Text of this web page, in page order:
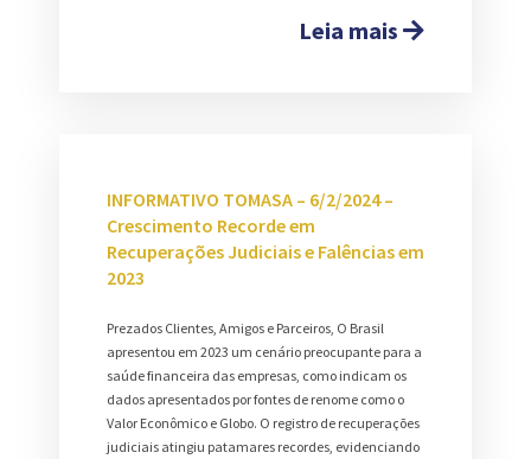
Leia mais
INFORMATIVO TOMASA – 6/2/2024 –
Crescimento Recorde em
Recuperações Judiciais e Falências em
2023
Prezados Clientes, Amigos e Parceiros, O Brasil
apresentou em 2023 um cenário preocupante para a
saúde financeira das empresas, como indicam os
dados apresentados por fontes de renome como o
Valor Econômico e Globo. O registro de recuperações
judiciais atingiu patamares recordes, evidenciando